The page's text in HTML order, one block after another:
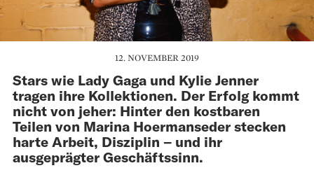
12. NOVEMBER 2019
Stars wie Lady Gaga und Kylie Jenner
tragen ihre Kollektionen. Der Erfolg kommt
nicht von jeher: Hinter den kostbaren
Teilen von Marina Hoermanseder stecken
harte Arbeit, Disziplin – und ihr
ausgeprägter Geschäftssinn.